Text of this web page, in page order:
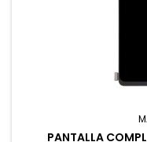
PANTALLA